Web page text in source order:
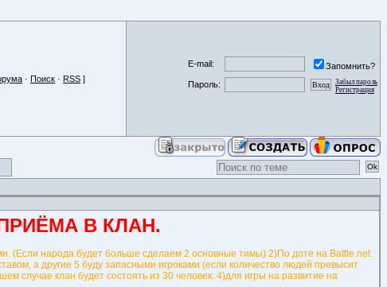
· Поиск · RSS ]
E-mail:
Запомнить?
Пароль:
Забыл пароль
Регистрация
В КЛАН.
(Если народа будет больше сделаем 2 основные тимы) 2)По доте на Battle.net.
а другие 5 буду запасными игроками (если количество людей превысит
случае клан будет состоять из 30 человек. 4)для игры на развитие на